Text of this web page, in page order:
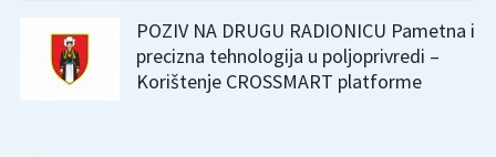
POZIV NA DRUGU RADIONICU Pametna i
precizna tehnologija u poljoprivredi –
Korištenje CROSSMART platforme